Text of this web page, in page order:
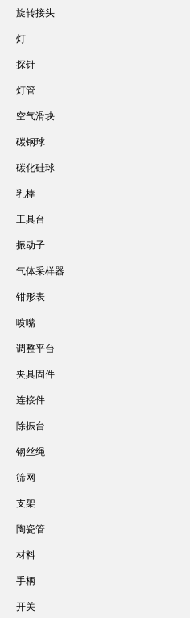
旋转接头
灯
探针
灯管
空气滑块
碳钢球
碳化硅球
乳棒
工具台
振动子
气体采样器
钳形表
喷嘴
调整平台
夹具固件
连接件
除振台
钢丝绳
筛网
支架
陶瓷管
材料
手柄
开关